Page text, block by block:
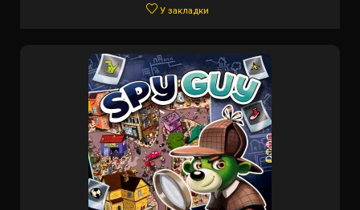
У закладки